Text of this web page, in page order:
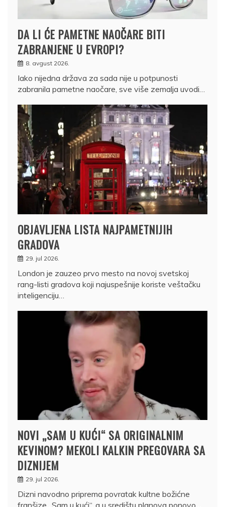
DA LI ĆE PAMETNE NAOČARE BITI
ZABRANJENE U EVROPI?
8. avgust 2026.
Iako nijedna država za sada nije u potpunosti
zabranila pametne naočare, sve više zemalja uvodi…
OBJAVLJENA LISTA NAJPAMETNIJIH
GRADOVA
29. jul 2026.
London je zauzeo prvo mesto na novoj svetskoj
rang-listi gradova koji najuspešnije koriste veštačku
inteligenciju…
NOVI „SAM U KUĆI“ SA ORIGINALNIM
KEVINOM? MEKOLI KALKIN PREGOVARA SA
DIZNIJEM
29. jul 2026.
Dizni navodno priprema povratak kultne božićne